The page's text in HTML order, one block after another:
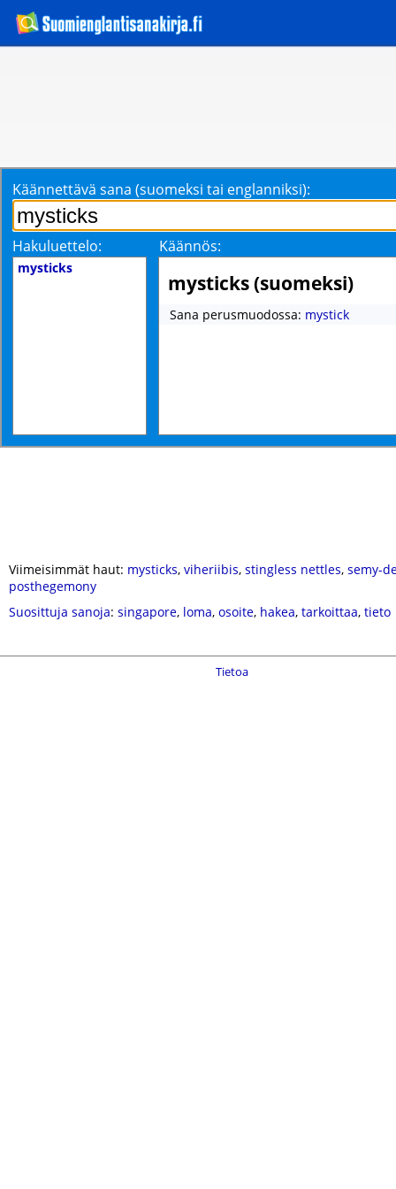
Käännettävä sana (suomeksi tai englanniksi):
Hakuluettelo: Käännös:
mysticks
mysticks (suomeksi)
Sana perusmuodossa: mystick
Viimeisimmät haut: mysticks, viheriibis, stingless nettles, semy-
posthegemony
Suosittuja sanoja: singapore, loma, osoite, hakea, tarkoittaa, tieto
Tietoa